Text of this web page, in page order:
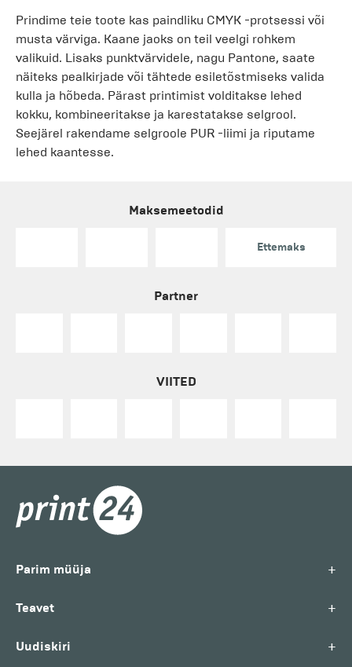
Prindime teie toote kas paindliku CMYK -protsessi või
musta värviga. Kaane jaoks on teil veelgi rohkem
valikuid. Lisaks punktvärvidele, nagu Pantone, saate
näiteks pealkirjade või tähtede esiletõstmiseks valida
kulla ja hõbeda. Pärast printimist volditakse lehed
kokku, kombineeritakse ja karestatakse selgrool.
Seejärel rakendame selgroole PUR -liimi ja riputame
lehed kaantesse.
Maksemeetodid
Ettemaks
Partner
VIITED
Parim müüja +
Teavet +
Uudiskiri +